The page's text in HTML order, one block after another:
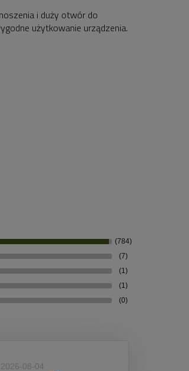
i duży otwór do
użytkowanie urządzenia.
(784)
(7)
(1)
(1)
(0)
08-04